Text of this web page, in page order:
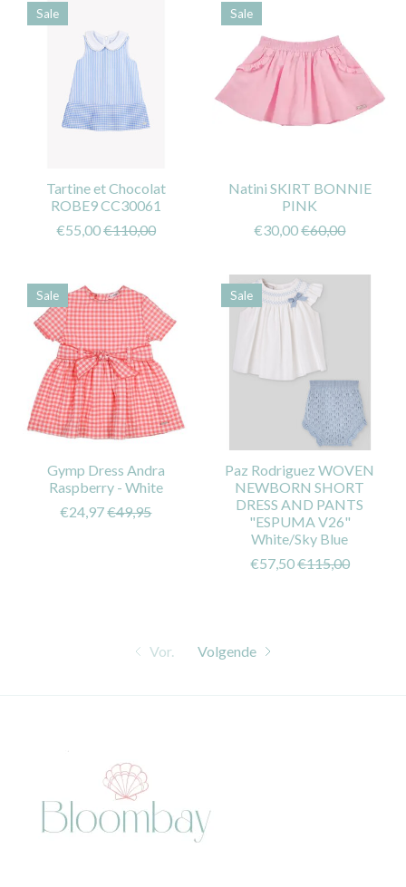
Sale
Tartine et Chocolat
ROBE9 CC30061
€55,00€110,00
Sale
Natini SKIRT BONNIE
PINK
€30,00€60,00
Sale
Gymp Dress Andra
Raspberry - White
€24,97€49,95
Sale
Paz Rodriguez WOVEN
NEWBORN SHORT
DRESS AND PANTS
"ESPUMA V26"
White/Sky Blue
€57,50€115,00
Vor. Volgende